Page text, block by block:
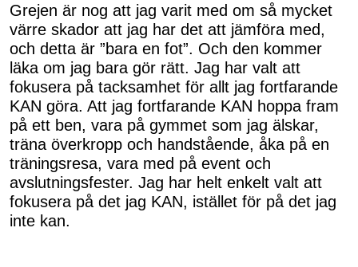
Grejen är nog att jag varit med om så mycket
värre skador att jag har det att jämföra med,
och detta är ”bara en fot”. Och den kommer
läka om jag bara gör rätt. Jag har valt att
fokusera på tacksamhet för allt jag fortfarande
KAN göra. Att jag fortfarande KAN hoppa fram
på ett ben, vara på gymmet som jag älskar,
träna överkropp och handstående, åka på en
träningsresa, vara med på event och
avslutningsfester. Jag har helt enkelt valt att
fokusera på det jag KAN, istället för på det jag
inte kan.